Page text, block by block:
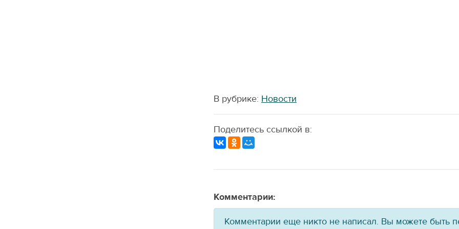
В рубрике: Новости
Поделитесь ссылкой в:
Комментарии:
Комментарии еще никто не написал. Вы можете быть